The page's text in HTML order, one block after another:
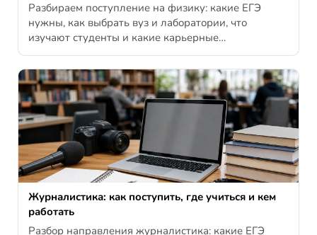
Разбираем поступление на физику: какие ЕГЭ
нужны, как выбрать вуз и лаборатории, что
изучают студенты и какие карьерные…
Журналистика: как поступить, где учиться и кем
работать
Разбор направления журналистика: какие ЕГЭ